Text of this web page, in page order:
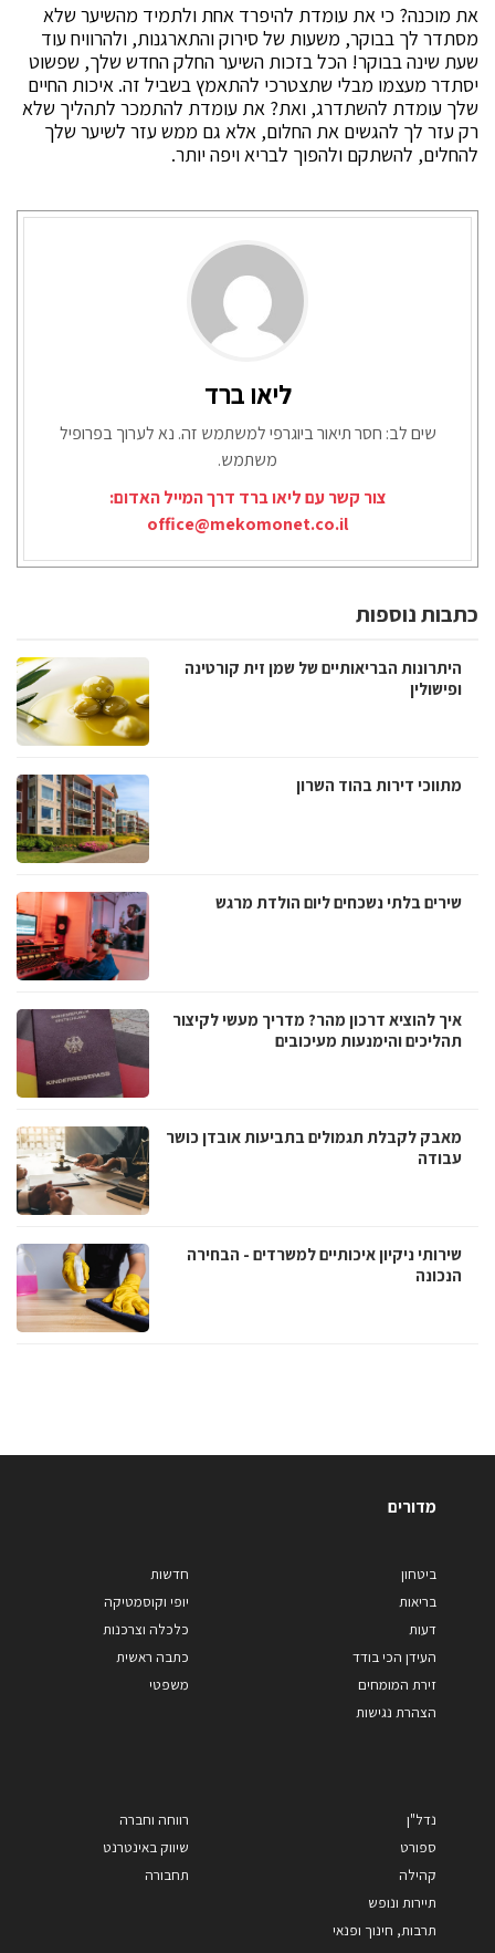
את מוכנה? כי את עומדת להיפרד אחת ולתמיד מהשיער שלא
מסתדר לך בבוקר, משעות של סירוק והתארגנות, ולהרוויח עוד
שעת שינה בבוקר! הכל בזכות השיער החלק החדש שלך, שפשוט
יסתדר מעצמו מבלי שתצטרכי להתאמץ בשביל זה. איכות החיים
שלך עומדת להשתדרג, ואת? את עומדת להתמכר לתהליך שלא
רק עזר לך להגשים את החלום, אלא גם ממש עזר לשיער שלך
להחלים, להשתקם ולהפוך לבריא ויפה יותר.
ליאו ברד
שים לב: חסר תיאור ביוגרפי למשתמש זה. נא לערוך בפרופיל
משתמש.
צור קשר עם ליאו ברד דרך המייל האדום:
office@mekomonet.co.il
כתבות נוספות
היתרונות הבריאותיים של שמן זית קורטינה
ופישולין
מתווכי דירות בהוד השרון
שירים בלתי נשכחים ליום הולדת מרגש
איך להוציא דרכון מהר? מדריך מעשי לקיצור
תהליכים והימנעות מעיכובים
מאבק לקבלת תגמולים בתביעות אובדן כושר
עבודה
שירותי ניקיון איכותיים למשרדים - הבחירה
הנכונה
מדורים
ביטחון
בריאות
דעות
העידן הכי בודד
זירת המומחים
הצהרת נגישות
חדשות
יופי וקוסמטיקה
כלכלה וצרכנות
כתבה ראשית
משפטי
נדל"ן
ספורט
קהילה
תיירות ונופש
תרבות, חינוך ופנאי
רווחה וחברה
שיווק באינטרנט
תחבורה